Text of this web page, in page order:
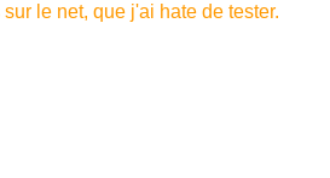
le net, que j'ai hate de tester.